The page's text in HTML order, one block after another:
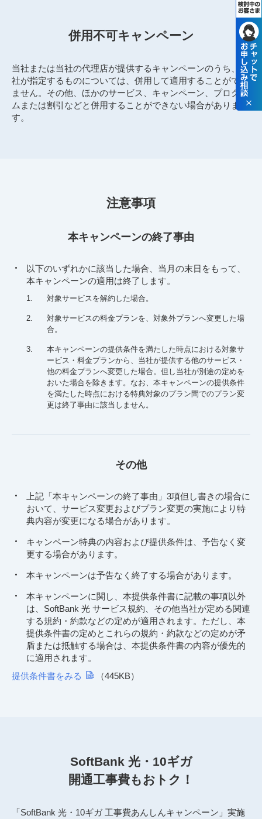
併用不可キャンペーン
当社または当社の代理店が提供するキャンペーンのうち、当
社が指定するものについては、併用して適用することができ
ません。その他、ほかのサービス、キャンペーン、プログラ
ムまたは割引などと併用することができない場合がありま
す。
注意事項
本キャンペーンの終了事由
以下のいずれかに該当した場合、当月の末日をもって、
本キャンペーンの適用は終了します。
1. 対象サービスを解約した場合。
2.
対象サービスの料金プランを、対象外プランへ変更した場
合。
3.
本キャンペーンの提供条件を満たした時点における対象サ
ービス・料⾦プランから、当社が提供する他のサービス・
他の料⾦プランへ変更した場合。但し当社が別途の定めを
おいた場合を除きます。なお、本キャンペーンの提供条件
を満たした時点における特典対象のプラン間でのプラン変
更は終了事由に該当しません。
その他
上記「本キャンペーンの終了事由」3項但し書きの場合に
おいて、サービス変更およびプラン変更の実施により特
典内容が変更になる場合があります。
キャンペーン特典の内容および提供条件は、予告なく変
更する場合があります。
本キャンペーンは予告なく終了する場合があります。
本キャンペーンに関し、本提供条件書に記載の事項以外
は、SoftBank 光 サービス規約、その他当社が定める関連
する規約・約款などの定めが適用されます。ただし、本
提供条件書の定めとこれらの規約・約款などの定めが矛
盾または抵触する場合は、本提供条件書の内容が優先的
に適用されます。
提供条件書をみる
（445KB）
SoftBank 光・10ギガ
開通工事費もおトク！
「SoftBank 光・10ギガ 工事費あんしんキャンペーン」実施